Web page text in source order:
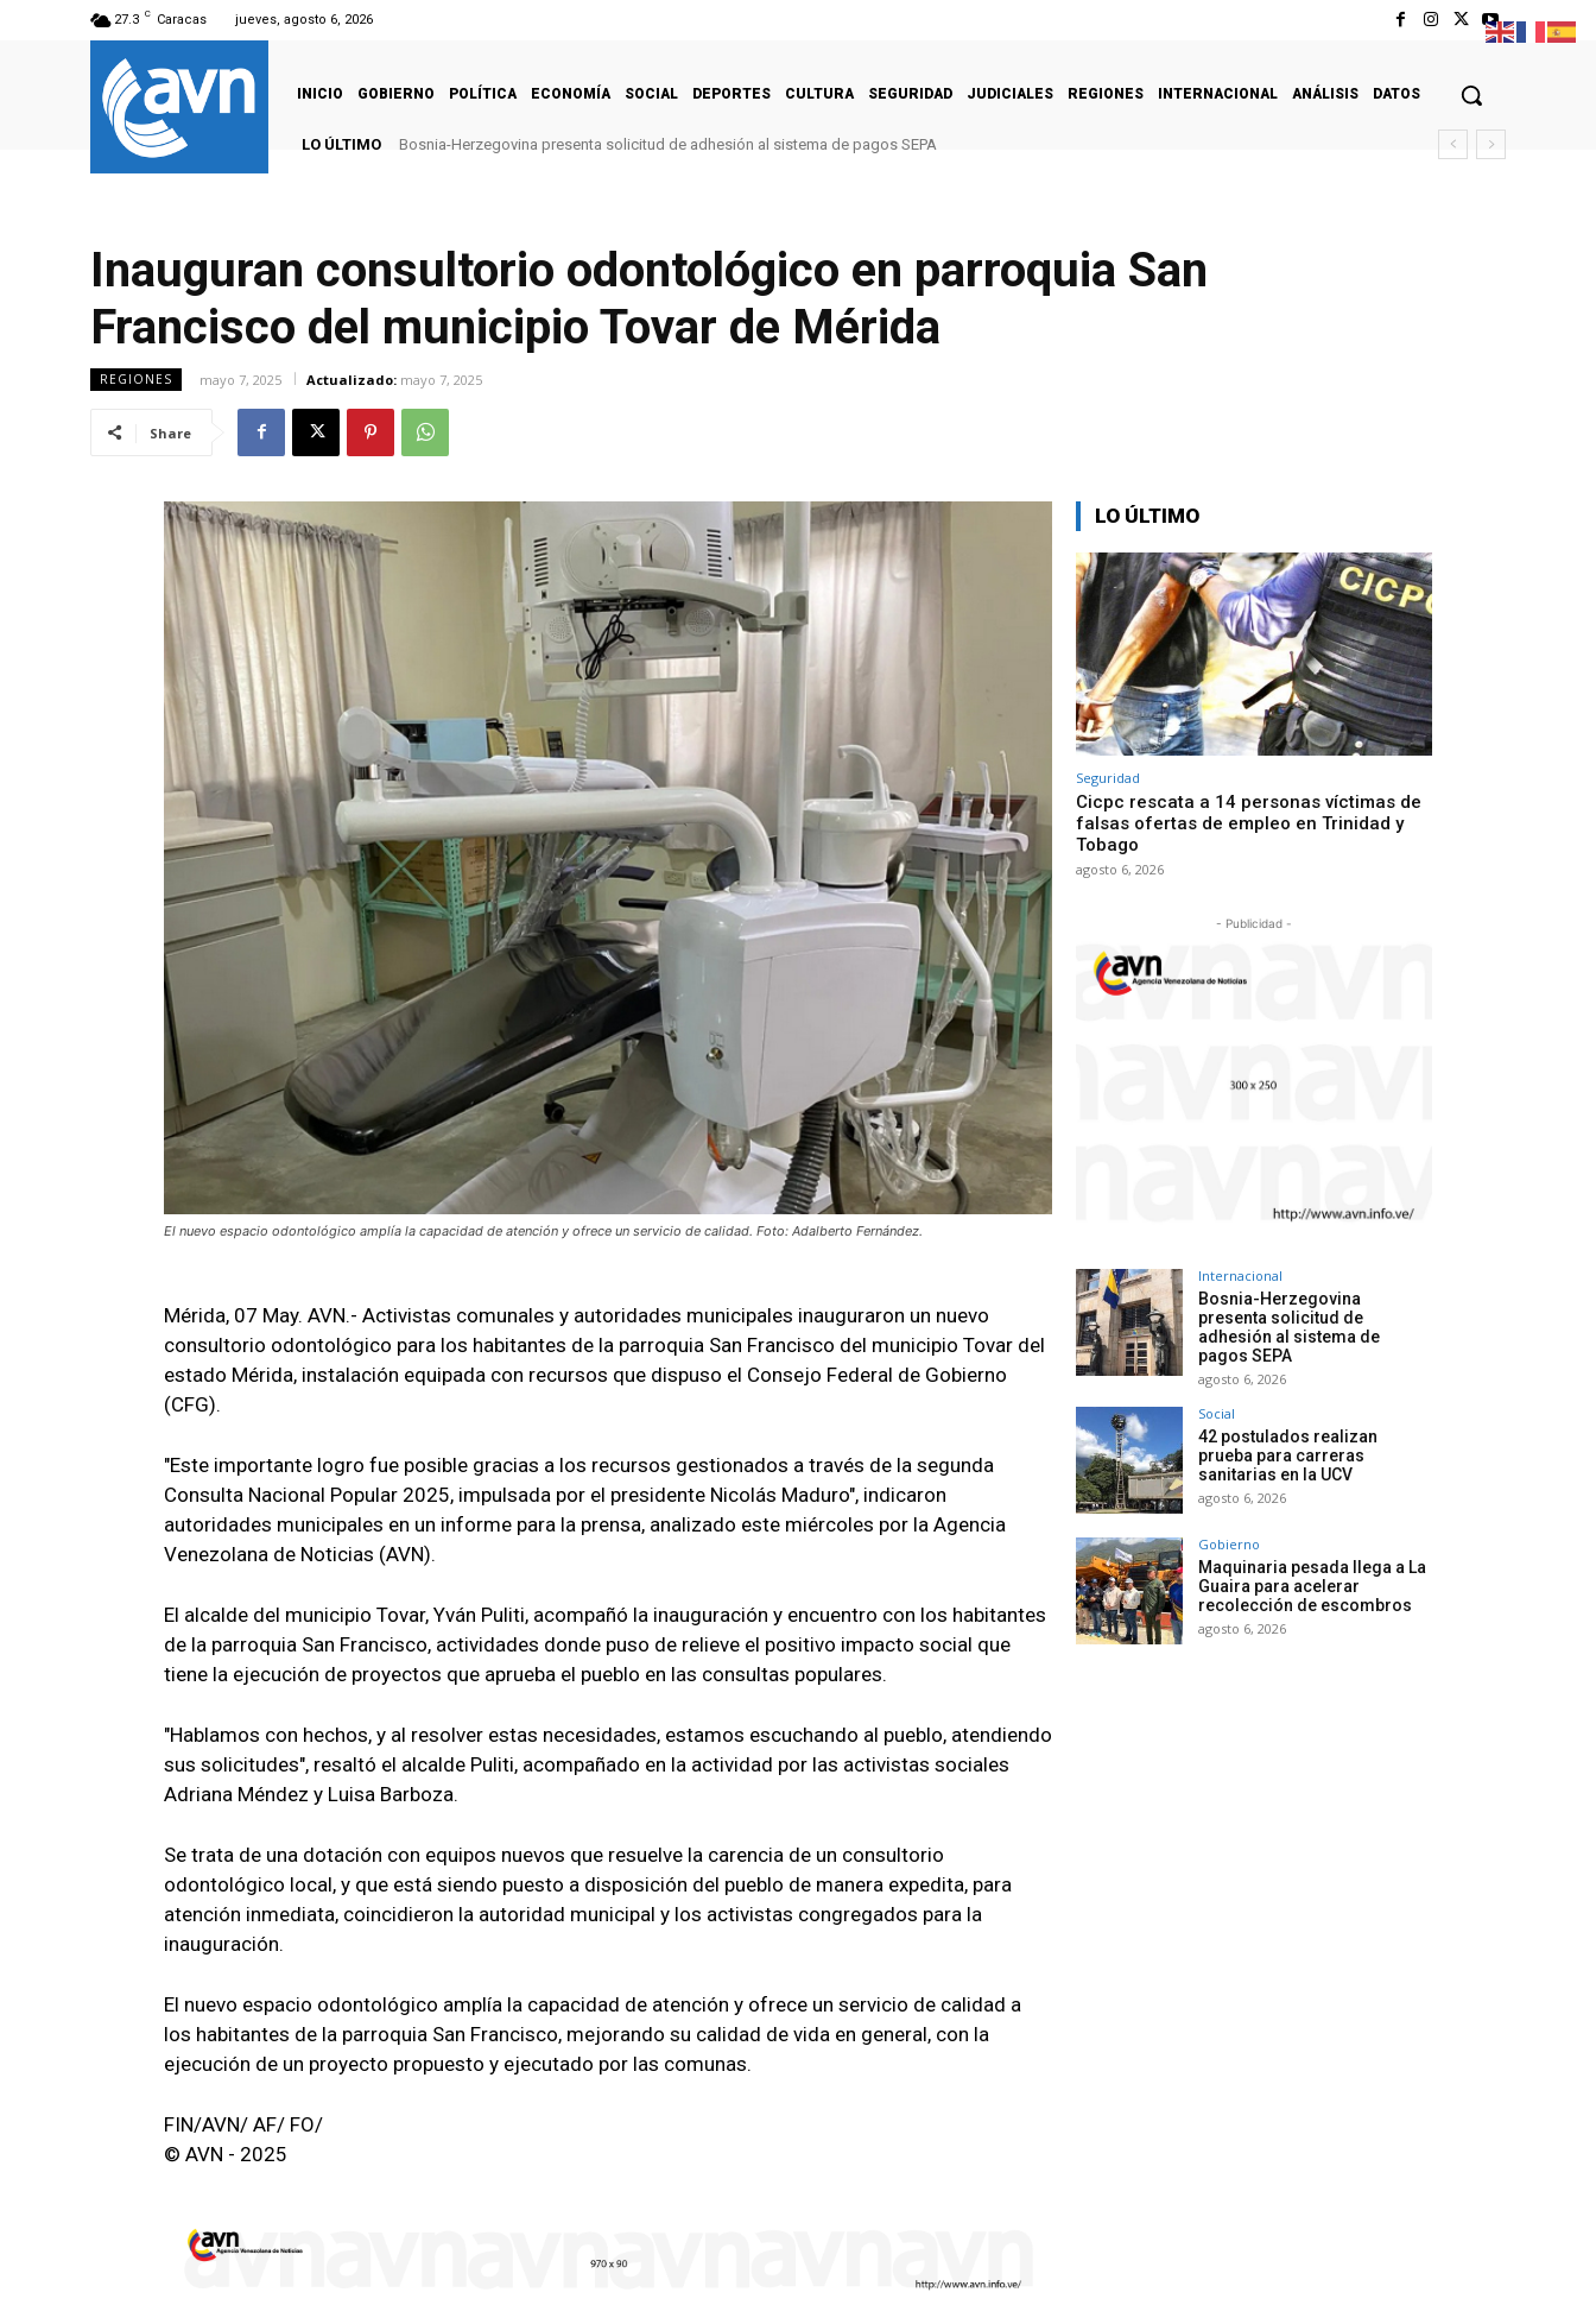
27.3 C Caracas jueves, agosto 6, 2026
INICIO GOBIERNO POLÍTICA ECONOMÍA SOCIAL DEPORTES CULTURA SEGURIDAD JUDICIALES REGIONES INTERNACIONAL ANÁLISIS DATOS
LO ÚLTIMO Bosnia-Herzegovina presenta solicitud de adhesión al sistema de pagos SEPA
Inauguran consultorio odontológico en parroquia San
Francisco del municipio Tovar de Mérida
REGIONES mayo 7, 2025 Actualizado: mayo 7, 2025
Share
El nuevo espacio odontológico amplía la capacidad de atención y ofrece un servicio de calidad. Foto: Adalberto Fernández.
Mérida, 07 May. AVN.- Activistas comunales y autoridades municipales inauguraron un nuevo
consultorio odontológico para los habitantes de la parroquia San Francisco del municipio Tovar del
estado Mérida, instalación equipada con recursos que dispuso el Consejo Federal de Gobierno
(CFG).
"Este importante logro fue posible gracias a los recursos gestionados a través de la segunda
Consulta Nacional Popular 2025, impulsada por el presidente Nicolás Maduro", indicaron
autoridades municipales en un informe para la prensa, analizado este miércoles por la Agencia
Venezolana de Noticias (AVN).
El alcalde del municipio Tovar, Yván Puliti, acompañó la inauguración y encuentro con los habitantes
de la parroquia San Francisco, actividades donde puso de relieve el positivo impacto social que
tiene la ejecución de proyectos que aprueba el pueblo en las consultas populares.
"Hablamos con hechos, y al resolver estas necesidades, estamos escuchando al pueblo, atendiendo
sus solicitudes", resaltó el alcalde Puliti, acompañado en la actividad por las activistas sociales
Adriana Méndez y Luisa Barboza.
Se trata de una dotación con equipos nuevos que resuelve la carencia de un consultorio
odontológico local, y que está siendo puesto a disposición del pueblo de manera expedita, para
atención inmediata, coincidieron la autoridad municipal y los activistas congregados para la
inauguración.
El nuevo espacio odontológico amplía la capacidad de atención y ofrece un servicio de calidad a
los habitantes de la parroquia San Francisco, mejorando su calidad de vida en general, con la
ejecución de un proyecto propuesto y ejecutado por las comunas.
FIN/AVN/ AF/ FO/
© AVN - 2025
LO ÚLTIMO
Seguridad
Cicpc rescata a 14 personas víctimas de
falsas ofertas de empleo en Trinidad y
Tobago
agosto 6, 2026
- Publicidad -
Internacional
Bosnia-Herzegovina
presenta solicitud de
adhesión al sistema de
pagos SEPA
agosto 6, 2026
Social
42 postulados realizan
prueba para carreras
sanitarias en la UCV
agosto 6, 2026
Gobierno
Maquinaria pesada llega a La
Guaira para acelerar
recolección de escombros
agosto 6, 2026